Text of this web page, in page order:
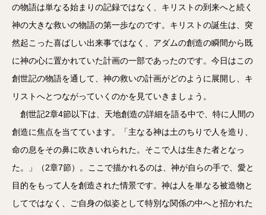
の物語は単なる始まりの記録ではなく、キリストの到来へと続く
神の大きな救いの物語の第一歩なのです。キリストの誕生は、突
然起こった喜ばしい出来事ではなく、アダムの創造の瞬間から既
に神の心に置かれていた計画の一部であったのです。今日はこの
創世記の物語を通して、神の救いの計画がどのように展開し、キ
リストへとつながっていくのかを見ていきましょう。
創世記2章4節以下は、天地創造の詳細を語る中で、特に人間の
創造に焦点を当てています。「主なる神は土のちりで人を造り、
命の息をその鼻に吹きいれられた。そこで人は生きた者となっ
た。」（2章7節）。ここで描かれるのは、神が自らの手で、愛と
目的をもって人を創造された情景です。神は人を単なる被造物と
してではなく、ご自身の似姿として特別な関係の中へと招かれた